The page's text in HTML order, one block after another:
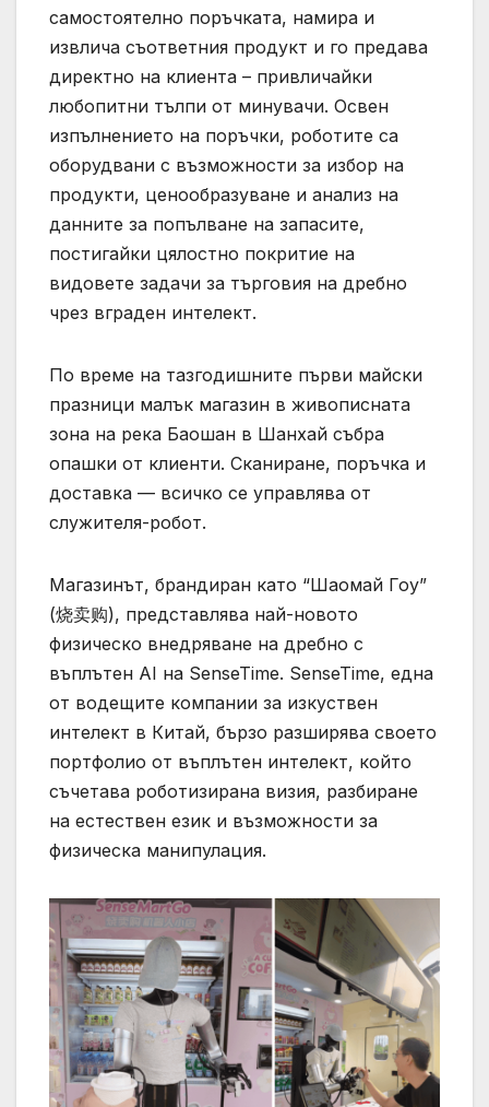
самостоятелно поръчката, намира и
извлича съответния продукт и го предава
директно на клиента – привличайки
любопитни тълпи от минувачи. Освен
изпълнението на поръчки, роботите са
оборудвани с възможности за избор на
продукти, ценообразуване и анализ на
данните за попълване на запасите,
постигайки цялостно покритие на
видовете задачи за търговия на дребно
чрез вграден интелект.
По време на тазгодишните първи майски
празници малък магазин в живописната
зона на река Баошан в Шанхай събра
опашки от клиенти. Сканиране, поръчка и
доставка — всичко се управлява от
служителя-робот.
Магазинът, брандиран като “Шаомай Гоу”
(烧卖购), представлява най-новото
физическо внедряване на дребно с
въплътен AI на SenseTime. SenseTime, една
от водещите компании за изкуствен
интелект в Китай, бързо разширява своето
портфолио от въплътен интелект, който
съчетава роботизирана визия, разбиране
на естествен език и възможности за
физическа манипулация.